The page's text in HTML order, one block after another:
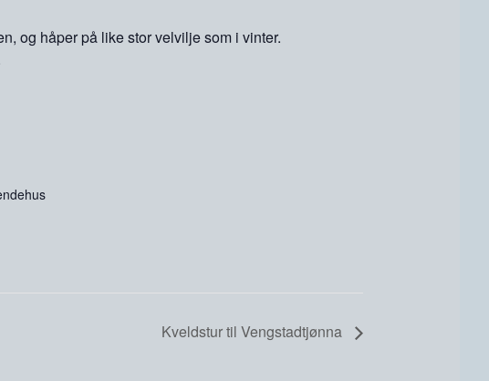
og håper på like stor velvilje som i vinter.
Kveldstur til Vengstadtjønna